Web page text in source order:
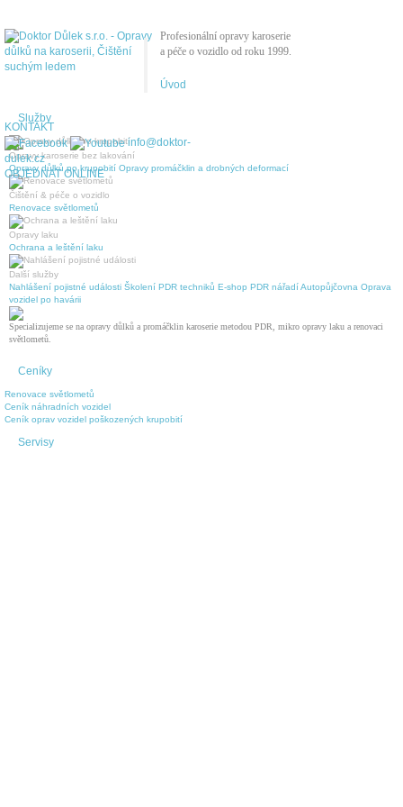
Profesionální opravy karoserie
a péče o vozidlo od roku 1999.
Úvod
Služby
Opravy karoserie bez lakování
Opravy důlků po krupobití Opravy promáčklin a drobných deformací
Čištění & péče o vozidlo
Renovace světlometů
Opravy laku
Ochrana a leštění laku
Další služby
Nahlášení pojistné události Školení PDR techniků E-shop PDR nářadíAutopůjčovna Oprava
vozidel po havárii
Specializujeme se na opravy důlků a promáčklin karoserie metodou PDR, mikro opravy laku a renovaci
světlometů.
Ceníky
Renovace světlometů
Ceník náhradních vozidel
Ceník oprav vozidel poškozených krupobití
Servisy
KONTAKT
info@doktor-
dulek.cz
OBJEDNAT ONLINE